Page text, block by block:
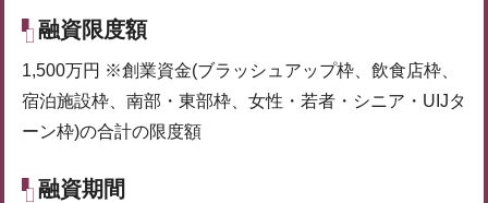
融資限度額
1,500万円 ※創業資金(ブラッシュアップ枠、飲食店枠、
宿泊施設枠、南部・東部枠、女性・若者・シニア・UIJタ
ーン枠)の合計の限度額
融資期間